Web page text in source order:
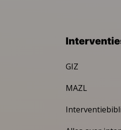
GIZ
MAZL